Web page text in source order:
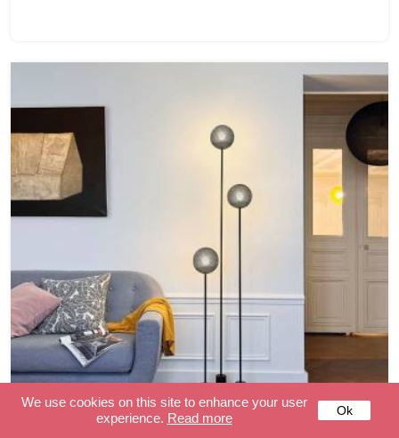
We use cookies on this site to enhance your user
experience. Read more Ok